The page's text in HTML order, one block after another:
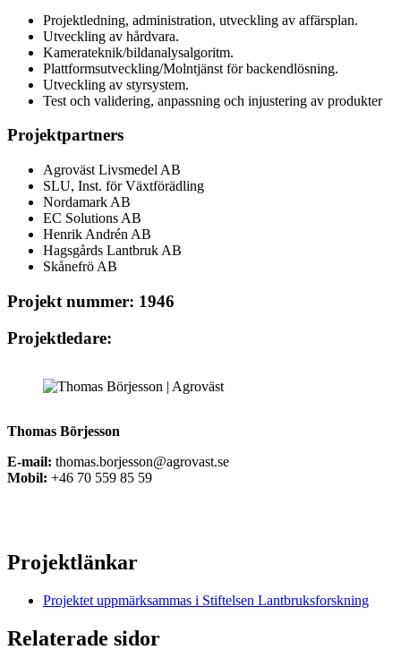
Projektledning, administration, utveckling av affärsplan.
Utveckling av hårdvara.
Kamerateknik/bildanalysalgoritm.
Plattformsutveckling/Molntjänst för backendlösning.
Utveckling av styrsystem.
Test och validering, anpassning och injustering av produkter
Projektpartners
Agroväst Livsmedel AB
SLU, Inst. för Växtförädling
Nordamark AB
EC Solutions AB
Henrik Andrén AB
Hagsgårds Lantbruk AB
Skånefrö AB
Projekt nummer: 1946
Projektledare:
Thomas Börjesson
E-mail: thomas.borjesson@agrovast.se
Mobil: +46 70 559 85 59
Projektlänkar
Projektet uppmärksammas i Stiftelsen Lantbruksforskning
Relaterade sidor